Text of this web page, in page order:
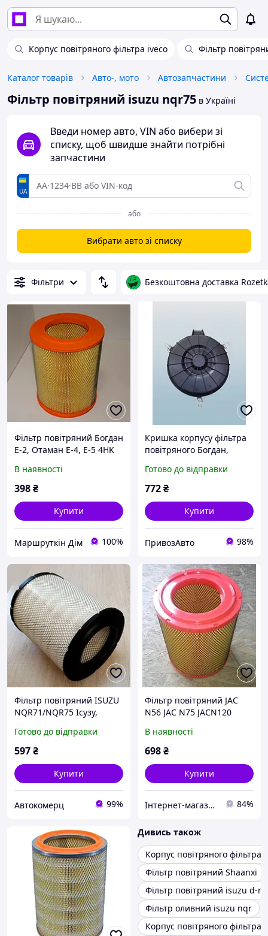
Корпус повітряного фільтра iveco Фільтр
Каталог товарів Авто-, мото Автозапчастини
Фільтр повітряний isuzu nqr75 в Україні
Введи номер авто, VIN або вибери зі
списку, щоб швидше знайти потрібні
запчастини
UA
або
Вибрати авто зі списку
Фільтри Безкоштовна доставка
Фільтр повітряний Богдан
Е-2, Отаман Е-4, Е-5 4HK
В наявності
398₴
Купити
Маршруткін Дім 100%
Кришка корпусу фільтра
повітряного Богдан,
Готово до відправки
772₴
Купити
ПривозАвто 98%
Фільтр повітряний ISUZU
NQR71/NQR75 Ісузу,
Готово до відправки
597₴
Купити
Автокомерц 99%
Фільтр повітряний JAC
N56 JAC N75 JACN120
В наявності
698₴
Купити
Інтернет-магазин "Авто Експерт Плюс" 84%
Дивись також
Корпус повітряного фільтра
Фільтр повітряний Shaanxi
Фільтр повітряний isuzu d-
Фільтр оливний isuzu nqr
Корпус повітряного фільтра